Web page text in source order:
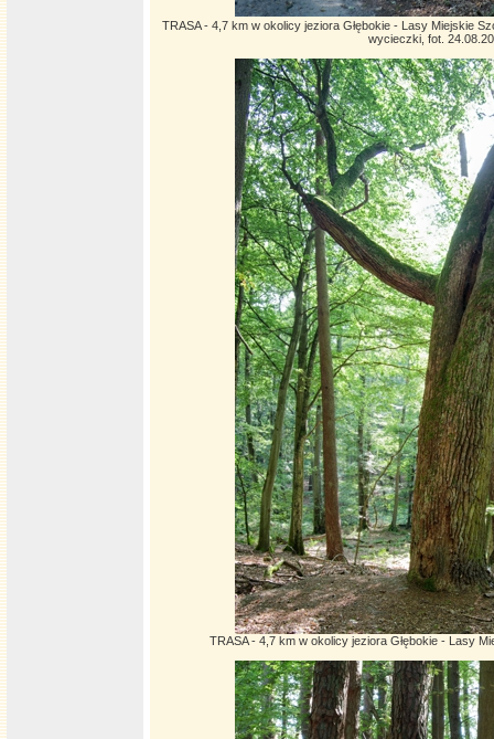
TRASA - 4,7 km w okolicy jeziora Głębokie - Lasy Miejskie
wycieczki, fot.
TRASA - 4,7 km w okolicy jeziora Głębokie - Lasy